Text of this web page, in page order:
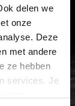
delen we
onze
Deze
met andere
ze hebben
services. Je